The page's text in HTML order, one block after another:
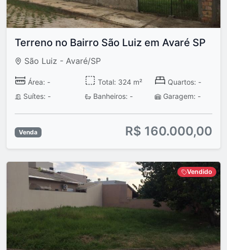
Terreno no Bairro São Luiz em Avaré SP
São Luiz - Avaré/SP
Área: - Total: 324 m²
Quartos: -
Suítes: -
Banheiros: - Garagem: -
Venda R$ 160.000,00
Vendido